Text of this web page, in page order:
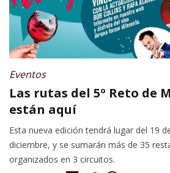
Eventos
Las rutas del 5º Reto de
están aquí
Esta nueva edición tendrá lugar del 19
diciembre, y se sumarán más de 35
organizados en 3 circuitos.